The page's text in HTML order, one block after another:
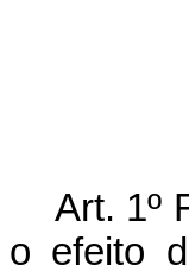
Art. 1º
o efeito